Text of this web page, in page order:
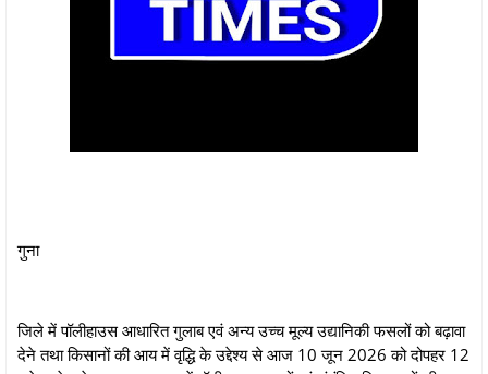
गुना
जिले में पॉलीहाउस आधारित गुलाब एवं अन्य उच्च मूल्य उद्यानिकी फसलों को बढ़ावा
देने तथा किसानों की आय में वृद्धि के उद्देश्य से आज 10 जून 2026 को दोपहर 12